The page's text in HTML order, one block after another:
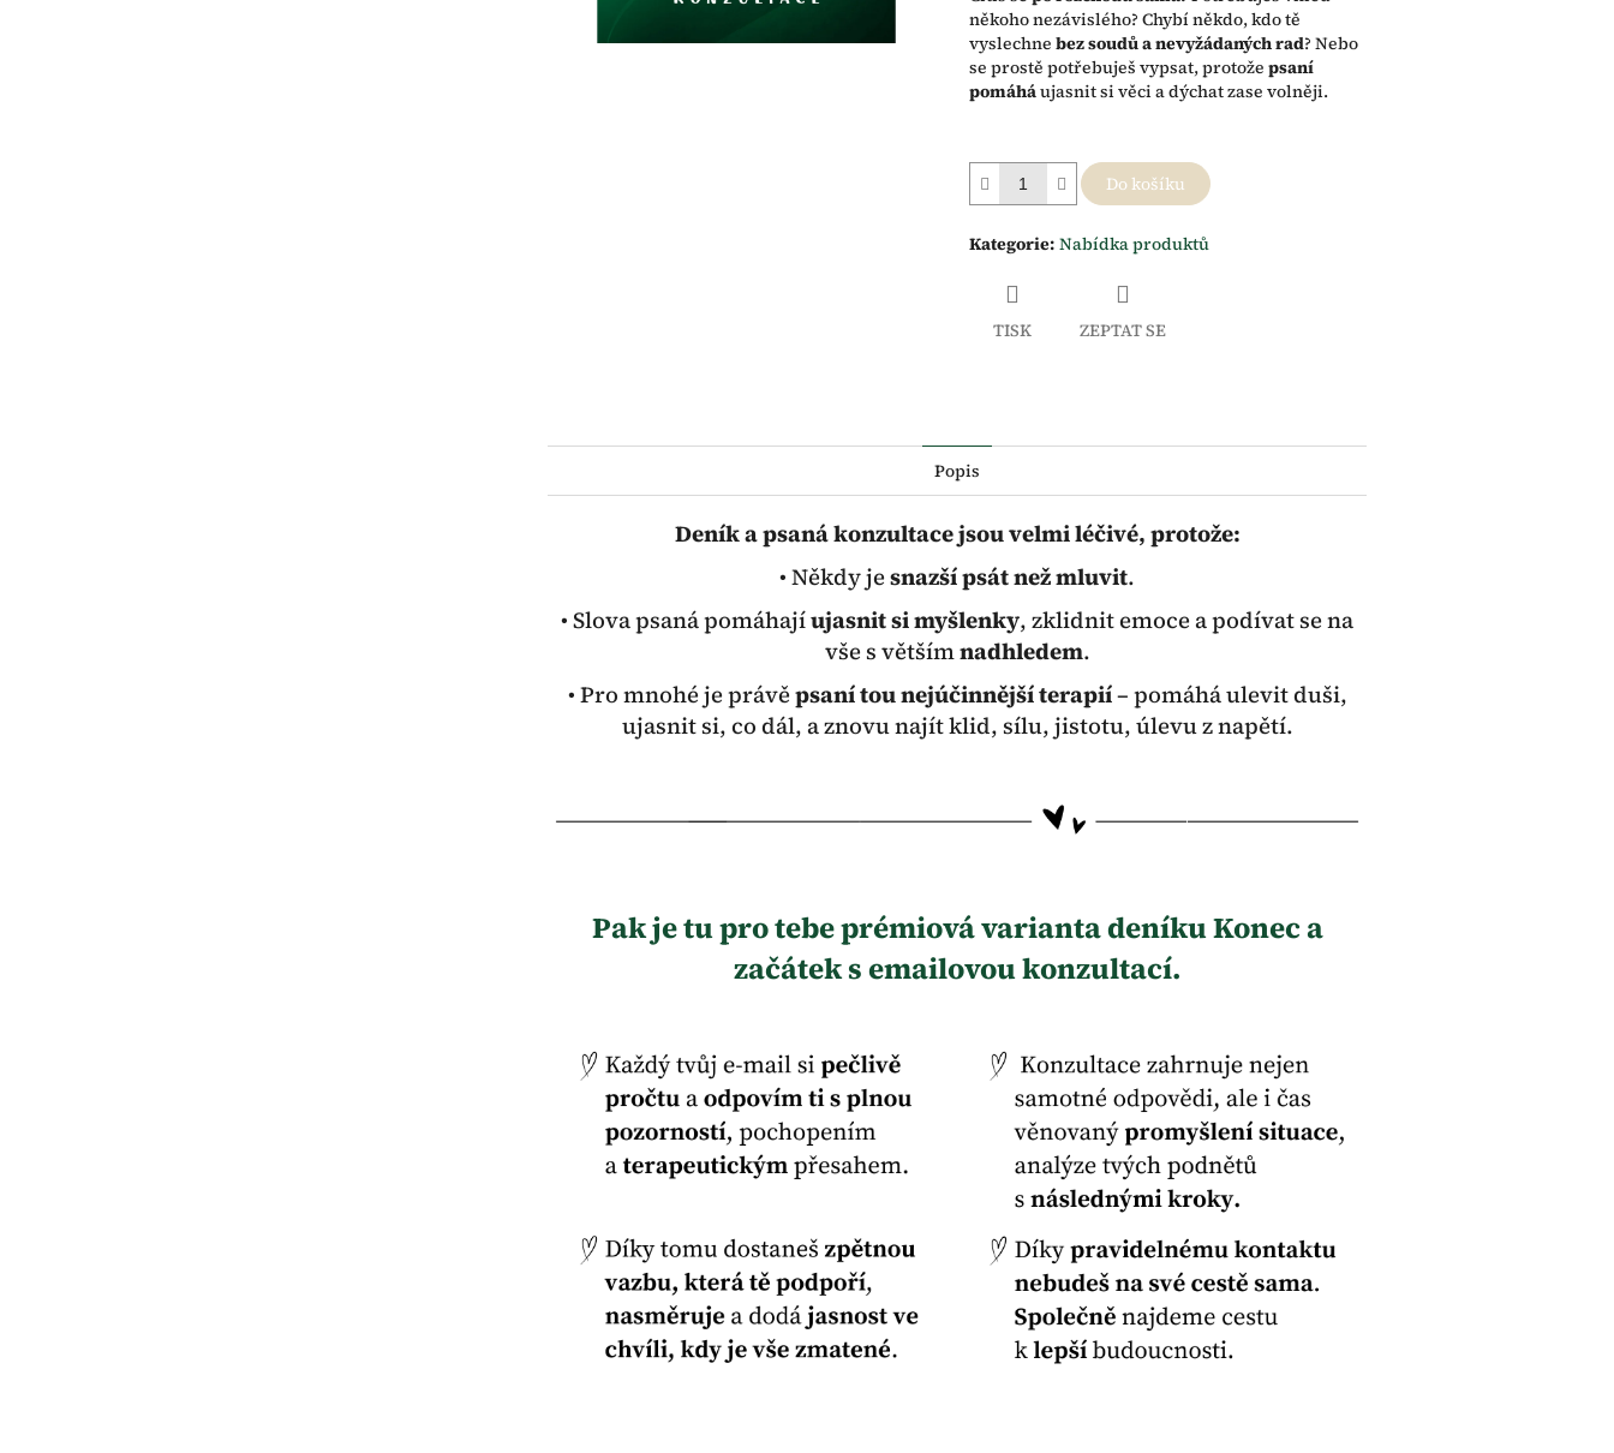
někoho nezávislého? Chybí někdo, kdo tě
vyslechne bez soudů a nevyžádaných rad? Nebo
se prostě potřebuješ vypsat, protože psaní
pomáháujasnit si věci a dýchat zase volněji.
Do košíku
Kategorie: Nabídka produktů
TISK ZEPTAT SE
Popis
Deník a psaná konzultace jsou velmi léčivé, protože:
• Někdy jesnazší psát než mluvit.
• Slova psaná pomáhajíujasnit si myšlenky, zklidnit emoce a podívat se na
vše s většímnadhledem.
• Pro mnohé je právěpsaní tou nejúčinnější terapií– pomáhá ulevit duši,
ujasnit si, co dál, a znovu najít klid, sílu, jistotu, úlevu z napětí.
Pak je tu pro tebe prémiová varianta deníku Konec a
začátek s emailovou konzultací.